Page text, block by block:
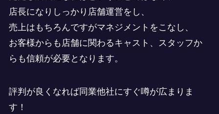
店長になりしっかり店舗運営をし、
売上はもちろんですがマネジメントをこなし、
お客様からも店舗に関わるキャスト、スタッフか
らも信頼が必要となります。
評判が良くなれば同業他社にすぐ噂が広まりま
す！